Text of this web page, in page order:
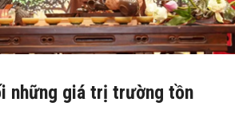
những giá trị trường tồn